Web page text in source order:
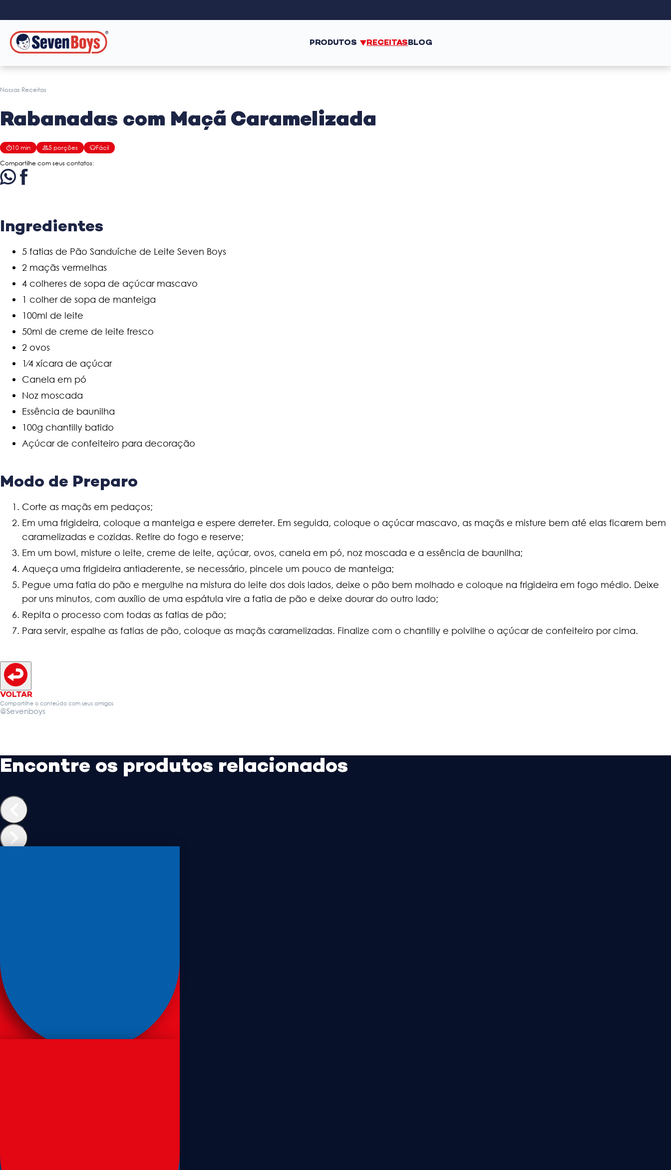
PRODUTOS RECEITASBLOG
Nossas Receitas
Rabanadas com Maçã Caramelizada
10 min 5 porções Fácil
Compartilhe com seus contatos:
Ingredientes
5 fatias de Pão Sanduíche de Leite Seven Boys
2 maçãs vermelhas
4 colheres de sopa de açúcar mascavo
1 colher de sopa de manteiga
100ml de leite
50ml de creme de leite fresco
2 ovos
1⁄4 xícara de açúcar
Canela em pó
Noz moscada
Essência de baunilha
100g chantilly batido
Açúcar de confeiteiro para decoração
Modo de Preparo
Corte as maçãs em pedaços;
Em uma frigideira, coloque a manteiga e espere derreter. Em seguida, coloque o açúcar mascavo, as maçãs e misture bem até elas ficarem bem
caramelizadas e cozidas. Retire do fogo e reserve;
Em um bowl, misture o leite, creme de leite, açúcar, ovos, canela em pó, noz moscada e a essência de baunilha;
Aqueça uma frigideira antiaderente, se necessário, pincele um pouco de manteiga;
Pegue uma fatia do pão e mergulhe na mistura do leite dos dois lados, deixe o pão bem molhado e coloque na frigideira em fogo médio. Deixe
por uns minutos, com auxílio de uma espátula vire a fatia de pão e deixe dourar do outro lado;
Repita o processo com todas as fatias de pão;
Para servir, espalhe as fatias de pão, coloque as maçãs caramelizadas. Finalize com o chantilly e polvilhe o açúcar de confeiteiro por cima.
VOLTAR
Compartilhe o conteúdo com seus amigos
@Sevenboys
Encontre os produtos relacionados